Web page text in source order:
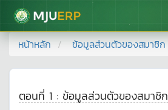
มหาวิทยาลัยแม่โจ้
หน้าหลัก ข้อมูลส่วนตัวของสมาชิก
ตอนที่ 1 : ข้อมูลส่วนตัวของสมาชิก